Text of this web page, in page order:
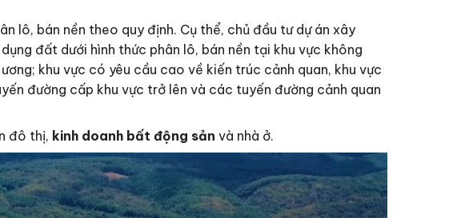
lô, bán nền theo quy định. Cụ thể, chủ đầu tư dự án xây
đất dưới hình thức phân lô, bán nền tại khu vực không
khu vực có yêu cầu cao về kiến trúc cảnh quan, khu vực
đường cấp khu vực trở lên và các tuyến đường cảnh quan
đô thị, kinh doanh bất động sản và nhà ở.